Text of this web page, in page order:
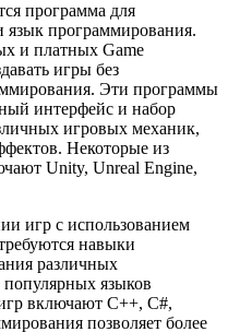
программа для
язык программирования.
и платных Game
игры без
Эти программы
интерфейс и набор
игровых механик,
Некоторые из
Unity, Unreal Engine,
игр с использованием
навыки
различных
языков
включают C++, C#,
позволяет более